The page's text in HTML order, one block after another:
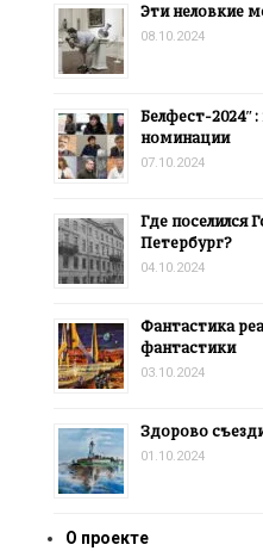
Эти неловкие
08.10.2024
Белфест-
номинации
07.10.2024
Где поселился
Петербург?
04.10.2024
Фантастика
фантастики
03.10.2024
Здорово
01.10.2024
О проекте